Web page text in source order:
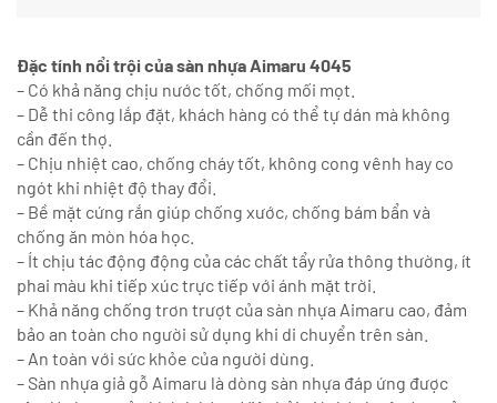
Đặc tính nổi trội của sàn nhựa Aimaru 4045
– Có khả năng chịu nước tốt, chống mối mọt.
– Dễ thi công lắp đặt, khách hàng có thể tự dán mà không
cần đến thợ.
– Chịu nhiệt cao, chống cháy tốt, không cong vênh hay co
ngót khi nhiệt độ thay đổi.
– Bề mặt cứng rắn giúp chống xước, chống bám bẩn và
chống ăn mòn hóa học.
– Ít chịu tác động động của các chất tẩy rửa thông thường, ít
phai màu khi tiếp xúc trực tiếp với ánh mặt trời.
– Khả năng chống trơn trượt của sàn nhựa Aimaru cao, đảm
bảo an toàn cho người sử dụng khi di chuyển trên sàn.
– An toàn với sức khỏe của người dùng.
– Sàn nhựa giả gỗ Aimaru là dòng sàn nhựa đáp ứng được